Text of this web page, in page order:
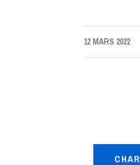
12 MARS 2022